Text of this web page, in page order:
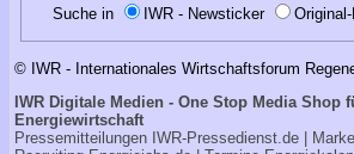
Suche in IWR - Newsticker
© IWR - Internationales Wirtschaftsforum
IWR Digitale Medien - One Stop Media Shop
Energiewirtschaft
Pressemitteilungen IWR-Pressedienst.de |